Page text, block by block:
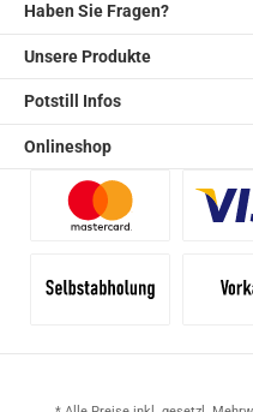
Haben Sie Fragen?
Unsere Produkte
Potstill Infos
Onlineshop